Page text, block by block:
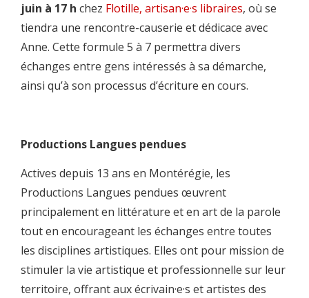
juin à 17 h chez Flotille, artisan·e·s libraires, où se
tiendra une rencontre-causerie et dédicace avec
Anne. Cette formule 5 à 7 permettra divers
échanges entre gens intéressés à sa démarche,
ainsi qu’à son processus d’écriture en cours.
Productions Langues pendues
Actives depuis 13 ans en Montérégie, les
Productions Langues pendues œuvrent
principalement en littérature et en art de la parole
tout en encourageant les échanges entre toutes
les disciplines artistiques. Elles ont pour mission de
stimuler la vie artistique et professionnelle sur leur
territoire, offrant aux écrivain·e·s et artistes des